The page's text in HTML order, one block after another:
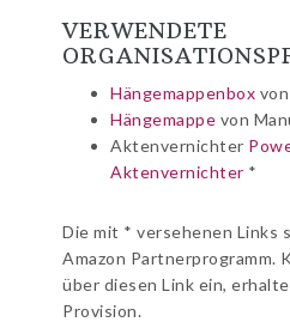
VERWENDETE
Hängemappenbox
Hängemappe von
Aktenvernichter
Aktenvernichter *
Die mit * versehenen Links
Amazon Partnerprogramm.
über diesen Link ein,
Provision.